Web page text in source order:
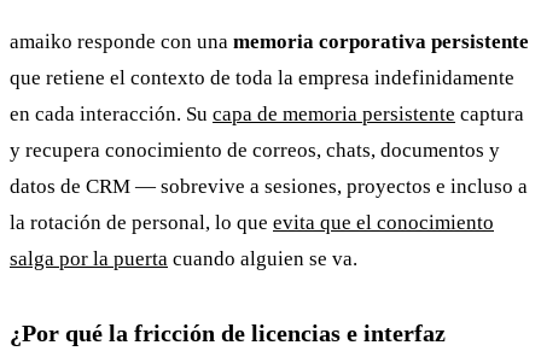
amaiko responde con una memoria corporativa persistente
que retiene el contexto de toda la empresa indefinidamente
en cada interacción. Su capa de memoria persistente captura
y recupera conocimiento de correos, chats, documentos y
datos de CRM — sobrevive a sesiones, proyectos e incluso a
la rotación de personal, lo que evita que el conocimiento
salga por la puerta cuando alguien se va.
¿Por qué la fricción de licencias e interfaz